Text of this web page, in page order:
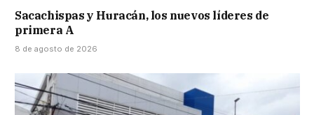
Sacachispas y Huracán, los nuevos líderes de
primera A
8 de agosto de 2026